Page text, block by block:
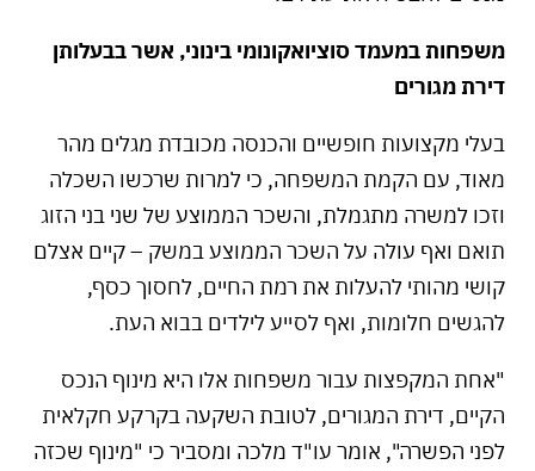
משפחות במעמד סוציואקונומי בינוני, אשר בבעלותן
דירת מגורים
בעלי מקצועות חופשיים והכנסה מכובדת מגלים מהר
מאוד, עם הקמת המשפחה, כי למרות שרכשו השכלה
וזכו למשרה מתגמלת, והשכר הממוצע של שני בני הזוג
תואם ואף עולה על השכר הממוצע במשק – קיים אצלם
קושי מהותי להעלות את רמת החיים, לחסוך כסף,
להגשים חלומות, ואף לסייע לילדים בבוא העת.
"אחת המקפצות עבור משפחות אלו היא מינוף הנכס
הקיים, דירת המגורים, לטובת השקעה בקרקע חקלאית
לפני הפשרה", אומר עו"ד מלכה ומסביר כי "מינוף שכזה